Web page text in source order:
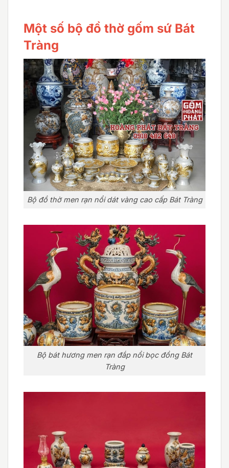
Một số bộ đồ thờ gốm sứ Bát
Tràng
Bộ đồ thờ men rạn nổi dát vàng cao cấp Bát Tràng
Bộ bát hương men rạn đắp nổi bọc đồng Bát
Tràng